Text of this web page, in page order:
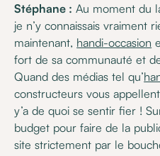
Stéphane : Au moment du
je n’y connaissais vraiment
maintenant, handi-occasion
fort de sa communauté et
Quand des médias tel qu’
constructeurs vous
y’a de quoi se sentir fier !
budget pour faire de la
site strictement par le